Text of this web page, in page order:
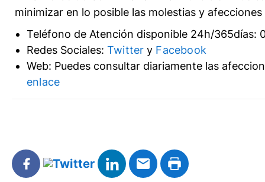
minimizar en lo posible las molestias y
Teléfono de Atención disponible 24h/365días:
Redes Sociales: Twitter y Facebook
Web: Puedes consultar diariamente las
enlace